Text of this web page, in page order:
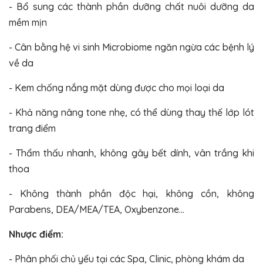
- Bổ sung các thành phần dưỡng chất nuôi dưỡng da
mềm mịn
- Cân bằng hệ vi sinh Microbiome ngăn ngừa các bệnh lý
về da
- Kem chống nắng mặt dùng được cho mọi loại da
- Khả năng nâng tone nhẹ, có thể dùng thay thế lớp lót
trang điểm
- Thẩm thấu nhanh, không gây bết dính, vân trắng khi
thoa
- Không thành phần độc hại, không cồn, không
Parabens, DEA/MEA/TEA, Oxybenzone…
Nhược điểm:
- Phân phối chủ yếu tại các Spa, Clinic, phòng khám da